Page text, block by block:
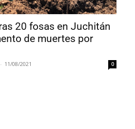
20 fosas en Juchitán
de muertes por
- 11/08/2021 0